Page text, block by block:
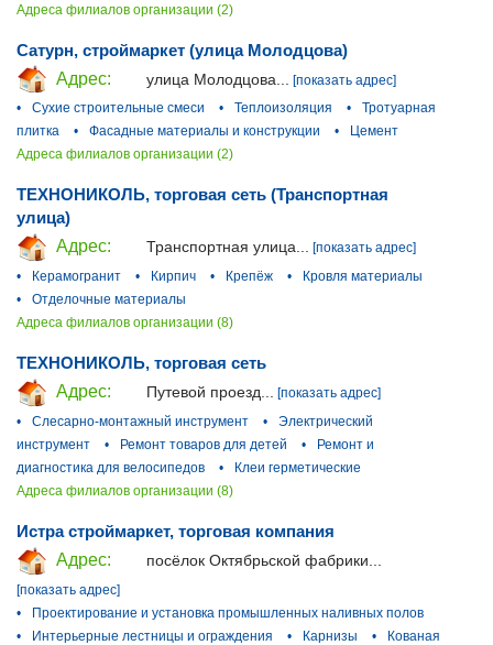
Адреса филиалов организации (2)
Сатурн, строймаркет (улица Молодцова)
Адрес:
улица Молодцова...
[показать адрес]
•
Сухие строительные смеси • Теплоизоляция •
Тротуарная
плитка
• Фасадные материалы и конструкции •
Цемент
Адреса филиалов организации (2)
ТЕХНОНИКОЛЬ, торговая сеть (Транспортная
улица)
Адрес:
Транспортная улица... [показать адрес]
•
Керамогранит • Кирпич • Крепёж •
Кровля материалы
•
Отделочные материалы
Адреса филиалов организации (8)
ТЕХНОНИКОЛЬ, торговая сеть
Адрес:
Путевой проезд...
[показать адрес]
•
Слесарно-монтажный инструмент •
Электрический
инструмент
• Ремонт товаров для детей •
Ремонт и
диагностика для велосипедов
•
Клеи герметические
Адреса филиалов организации (8)
Истра строймаркет, торговая компания
Адрес:
посёлок Октябрьской фабрики...
[показать адрес]
•
Проектирование и установка промышленных наливных полов
•
Интерьерные лестницы и ограждения • Карнизы •
Кованая